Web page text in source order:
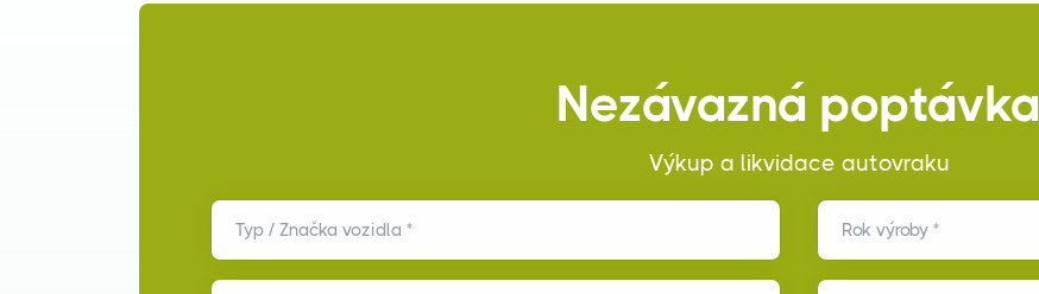
Nezávazná poptávka
Výkup a likvidace autovraku
Typ / Značka vozidla * Rok výroby *